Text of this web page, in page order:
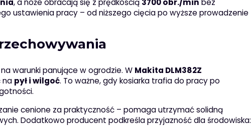
, a noże obracają się z prędkością 3700 obr./min bez
ustawienia pracy – od niższego cięcia po wyższe prowadzenie
warunki panujące w ogrodzie. W Makita DLM382Z
na pył i wilgoć. To ważne, gdy kosiarka trafia do pracy po
cenione za praktyczność – pomaga utrzymać solidną
Dodatkowo producent podkreśla przyjazność dla środowiska: